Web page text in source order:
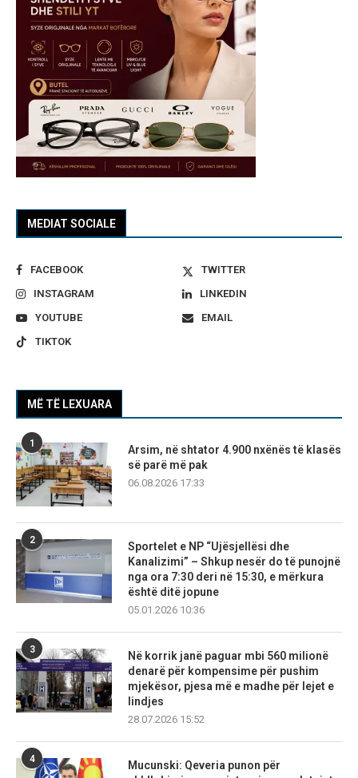
MEDIAT SOCIALE
FACEBOOK
TWITTER
INSTAGRAM
LINKEDIN
YOUTUBE
EMAIL
TIKTOK
MË TË LEXUARA
1
Arsim, në shtator 4.900 nxënës të klasës
së parë më pak
06.08.2026 17:33
2
Sportelet e NP “Ujësjellësi dhe
Kanalizimi” – Shkup nesër do të punojnë
nga ora 7:30 deri në 15:30, e mërkura
është ditë jopune
05.01.2026 10:36
3
Në korrik janë paguar mbi 560 milionë
denarë për kompensime për pushim
mjekësor, pjesa më e madhe për lejet e
lindjes
28.07.2026 15:52
4
Mucunski: Qeveria punon për